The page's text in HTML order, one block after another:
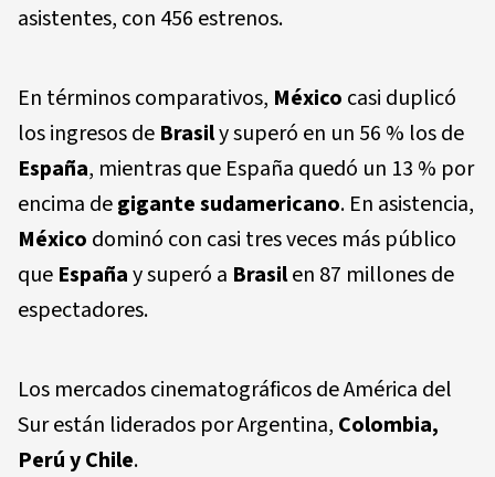
asistentes, con 456 estrenos.
En términos comparativos, México casi duplicó
los ingresos de Brasily superó en un 56 % los de
España, mientras que España quedó un 13 % por
encima degigante sudamericano. En asistencia,
México dominó con casi tres veces más público
que Españay superó a Brasilen 87 millones de
espectadores.
Los mercados cinematográficos de América del
Sur están liderados por Argentina, Colombia,
Perú y Chile.